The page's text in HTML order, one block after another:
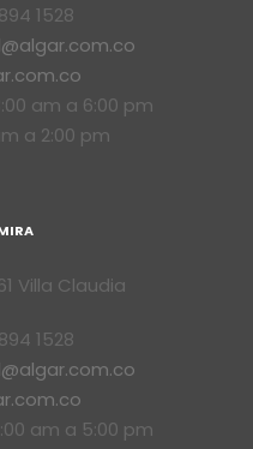
1528
am a 6:00 pm
a 2:00 pm
Villa Claudia
1528
am a 5:00 pm